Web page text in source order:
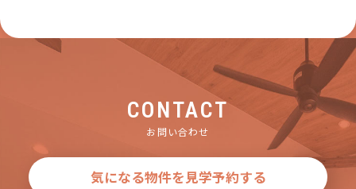
CONTACT
お問い合わせ
気になる物件を見学予約する